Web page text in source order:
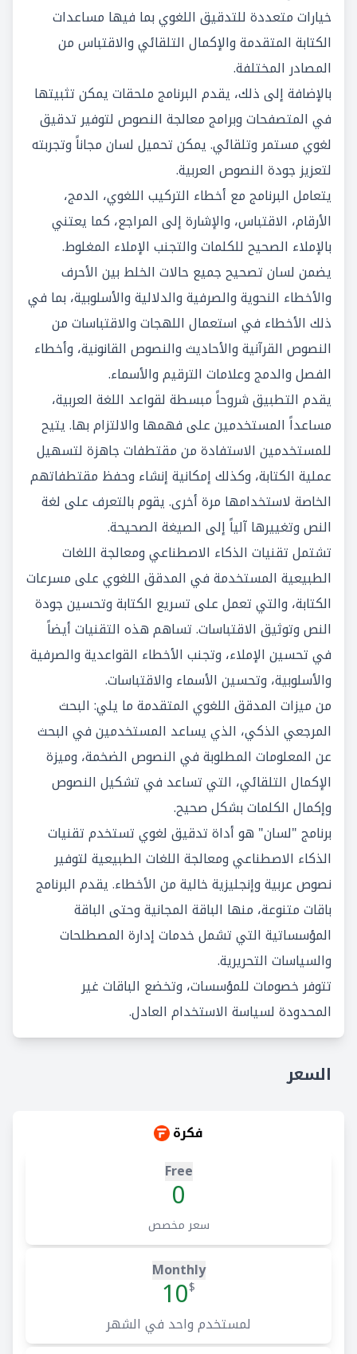
خيارات متعددة للتدقيق اللغوي بما فيها مساعدات
الكتابة المتقدمة والإكمال التلقائي والاقتباس من
المصادر المختلفة.
بالإضافة إلى ذلك، يقدم البرنامج ملحقات يمكن تثبيتها
في المتصفحات وبرامج معالجة النصوص لتوفير تدقيق
لغوي مستمر وتلقائي. يمكن تحميل لسان مجاناً وتجربته
لتعزيز جودة النصوص العربية.
يتعامل البرنامج مع أخطاء التركيب اللغوي، الدمج،
الأرقام، الاقتباس، والإشارة إلى المراجع، كما يعتني
بالإملاء الصحيح للكلمات والتجنب الإملاء المغلوط.
يضمن لسان تصحيح جميع حالات الخلط بين الأحرف
والأخطاء النحوية والصرفية والدلالية والأسلوبية، بما في
ذلك الأخطاء في استعمال اللهجات والاقتباسات من
النصوص القرآنية والأحاديث والنصوص القانونية، وأخطاء
الفصل والدمج وعلامات الترقيم والأسماء.
يقدم التطبيق شروحاً مبسطة لقواعد اللغة العربية،
مساعداً المستخدمين على فهمها والالتزام بها. يتيح
للمستخدمين الاستفادة من مقتطفات جاهزة لتسهيل
عملية الكتابة، وكذلك إمكانية إنشاء وحفظ مقتطفاتهم
الخاصة لاستخدامها مرة أخرى. يقوم بالتعرف على لغة
النص وتغييرها آلياً إلى الصيغة الصحيحة.
تشتمل تقنيات الذكاء الاصطناعي ومعالجة اللغات
الطبيعية المستخدمة في المدقق اللغوي على مسرعات
الكتابة، والتي تعمل على تسريع الكتابة وتحسين جودة
النص وتوثيق الاقتباسات. تساهم هذه التقنيات أيضاً
في تحسين الإملاء، وتجنب الأخطاء القواعدية والصرفية
والأسلوبية، وتحسين الأسماء والاقتباسات.
من ميزات المدقق اللغوي المتقدمة ما يلي: البحث
المرجعي الذكي، الذي يساعد المستخدمين في البحث
عن المعلومات المطلوبة في النصوص الضخمة، وميزة
الإكمال التلقائي، التي تساعد في تشكيل النصوص
وإكمال الكلمات بشكل صحيح.
برنامج "لسان" هو أداة تدقيق لغوي تستخدم تقنيات
الذكاء الاصطناعي ومعالجة اللغات الطبيعية لتوفير
نصوص عربية وإنجليزية خالية من الأخطاء. يقدم البرنامج
باقات متنوعة، منها الباقة المجانية وحتى الباقة
المؤسساتية التي تشمل خدمات إدارة المصطلحات
والسياسات التحريرية.
تتوفر خصومات للمؤسسات، وتخضع الباقات غير
المحدودة لسياسة الاستخدام العادل.
السعر
فكرة
Free
0
سعر مخصص
Monthly
$
10
لمستخدم واحد في الشهر